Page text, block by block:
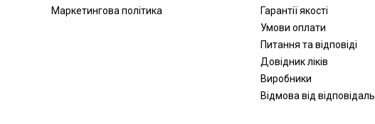
Маркетингова політика
Гарантії якості
Умови оплати
Питання та відповіді
Довідник ліків
Виробники
Відмова від